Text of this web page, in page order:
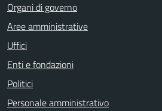
Organi di governo
Aree amministrative
Uffici
Enti e fondazioni
Politici
Personale amministrativo